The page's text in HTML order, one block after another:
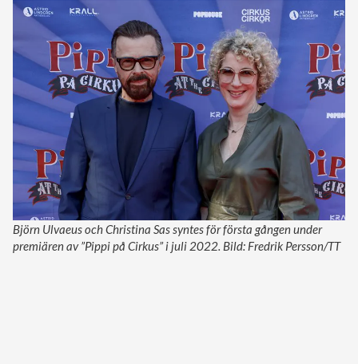
Björn Ulvaeus och Christina Sas syntes för första gången under
premiären av ”Pippi på Cirkus” i juli 2022. Bild: Fredrik Persson/TT